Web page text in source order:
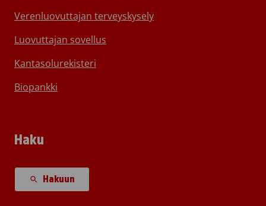
Verenluovuttajan terveyskysely
Luovuttajan sovellus
Kantasolurekisteri
Biopankki
Haku
Hakuun